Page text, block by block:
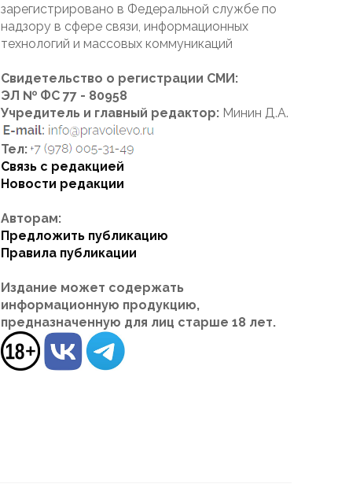
зарегистрировано в Федеральной службе по
надзору в сфере связи, информационных
технологий и массовых коммуникаций
Свидетельство о регистрации СМИ:
ЭЛ № ФС 77 - 80958
Учредитель и главный редактор: Минин Д.А.
Тел:
Связь с редакцией
Новости редакции
Авторам:
Предложить публикацию
Правила публикации
Издание может содержать
информационную продукцию,
предназначенную для лиц старше 18 лет.